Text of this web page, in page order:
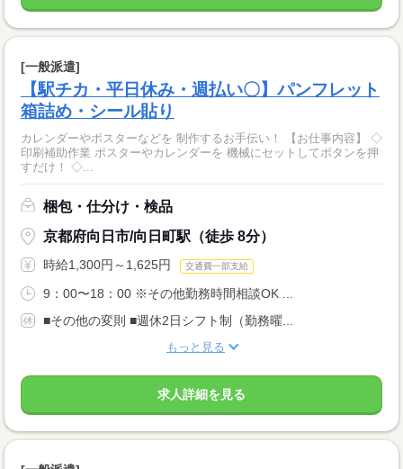
[一般派遣]
【駅チカ・平日休み・週払い〇】パンフレット
箱詰め・シール貼り
カレンダーやポスターなどを 制作するお手伝い！ 【お仕事内容】 ◇
印刷補助作業 ポスターやカレンダーを 機械にセットしてボタンを押
すだけ！ ◇...
梱包・仕分け・検品
京都府向日市/向日町駅（徒歩 8分）
時給1,300円～1,625円 交通費一部支給
9：00〜18：00 ※その他勤務時間相談OK ...
■その他の変則 ■週休2日シフト制（勤務曜...
もっと見る
求人詳細を見る